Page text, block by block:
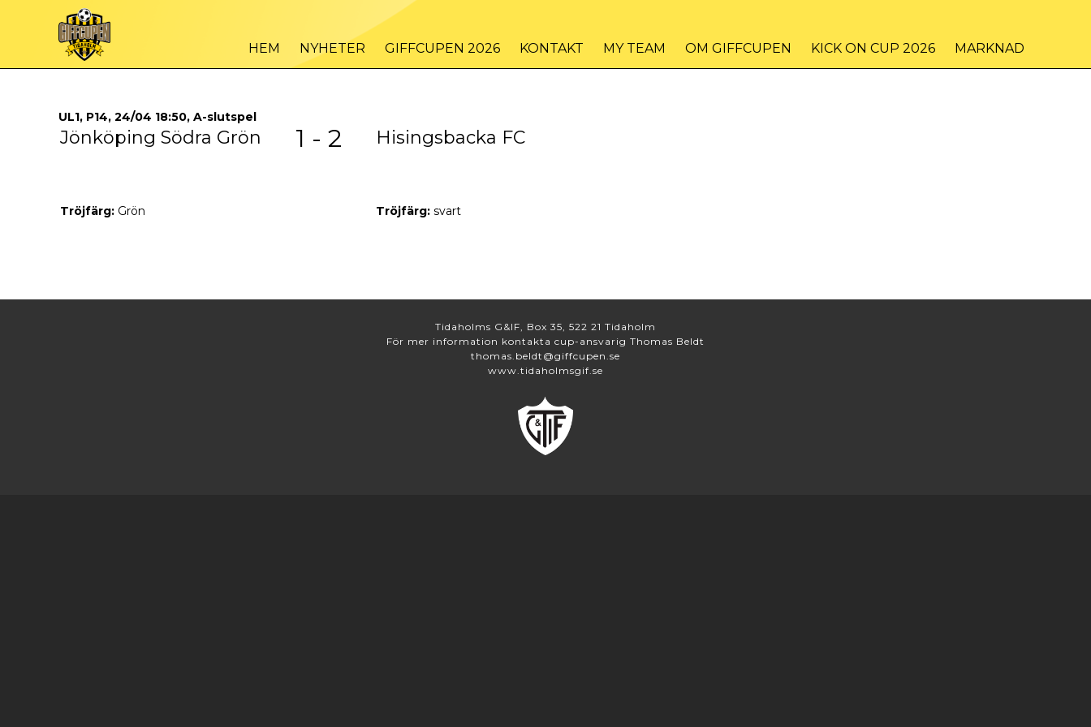
HEM NYHETER GIFFCUPEN 2026 KONTAKT MY TEAM OM GIFFCUPEN KICK ON CUP 2026 MARKNAD
UL1, P14, 24/04 18:50, A-slutspel
Jönköping Södra Grön 1 - 2 Hisingsbacka FC
Tröjfärg: Grön Tröjfärg: svart
Tidaholms G&IF, Box 35, 522 21 Tidaholm
För mer information kontakta cup-ansvarig Thomas Beldt
thomas.beldt@giffcupen.se
www.tidaholmsgif.se